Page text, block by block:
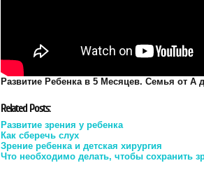
Развитие Ребенка в 5 Месяцев. Семья от А
Related Posts:
Развитие зрения у ребенка
Как сберечь слух
Зрение ребенка и детская хирургия
Что необходимо делать, чтобы сохранить